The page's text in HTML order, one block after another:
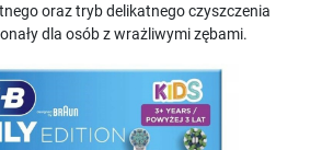
oraz tryb delikatnego czyszczenia
dla osób z wrażliwymi zębami.